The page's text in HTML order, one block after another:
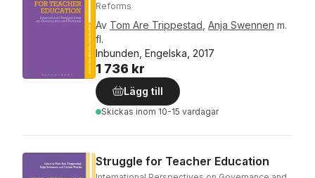
Reforms
Av Tom Are Trippestad Anja Swennen m.
fl.
Inbunden, Engelska, 2017
1 736 kr
Lägg till
Skickas inom 10-15 vardagar
Struggle for Teacher Education